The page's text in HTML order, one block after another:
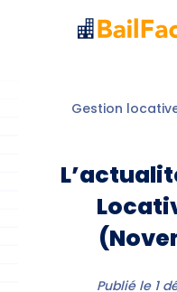
Gestion
Publié le 1